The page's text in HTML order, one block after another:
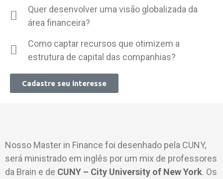
Quer desenvolver uma visão globalizada da
área financeira?
Como captar recursos que otimizem a
estrutura de capital das companhias?
Cadastre seu interesse
Nosso Master in Finance foi desenhado pela CUNY,
será ministrado em inglês por um mix de professores
da Brain e de CUNY – City University of New York. Os